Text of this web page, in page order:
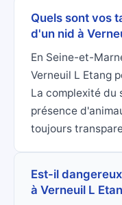
Quels sont vos
d'un nid à
En Seine-et-
Verneuil L Etang
La complexité du
présence
toujours
Est-il
à Verneuil L